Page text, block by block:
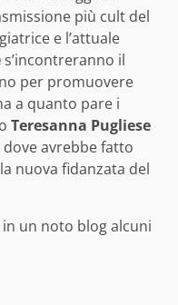
più cult del
e l’attuale
s’incontreranno il
per promuovere
a quanto pare i
Teresanna Pugliese
dove avrebbe fatto
nuova fidanzata del
un noto blog alcuni